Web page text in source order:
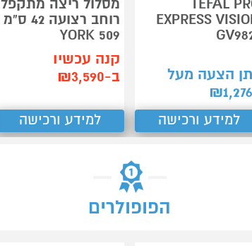
TEFAL
EXPRESS
תן הצעה מעל
1,276
₪
למידע ורכישה
מסלול ריצה מתקפל
רוחב רצועה 42 ס"מ
509 YORK
קנה עכשיו
ב-₪3,590
למידע ורכישה
הפופולרים